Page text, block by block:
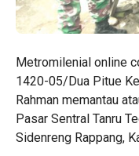
Metromilenial online
1420-05/Dua Pitue
Rahman memantau
Pasar Sentral Tanru
Sidenreng Rappang,